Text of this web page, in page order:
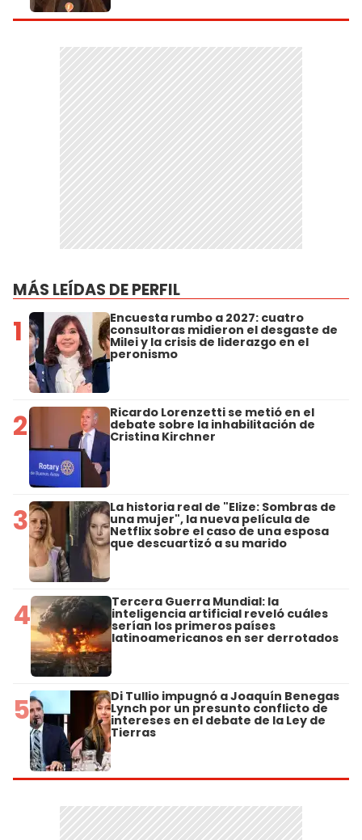
MÁS LEÍDAS DE PERFIL
1 Encuesta rumbo a 2027: cuatro
consultoras midieron el desgaste de
Milei y la crisis de liderazgo en el
peronismo
2 Ricardo Lorenzetti se metió en el
debate sobre la inhabilitación de
Cristina Kirchner
3 La historia real de "Elize: Sombras de
una mujer", la nueva película de
Netflix sobre el caso de una esposa
que descuartizó a su marido
4 Tercera Guerra Mundial: la
inteligencia artificial reveló cuáles
serían los primeros países
latinoamericanos en ser derrotados
5 Di Tullio impugnó a Joaquín Benegas
Lynch por un presunto conflicto de
intereses en el debate de la Ley de
Tierras